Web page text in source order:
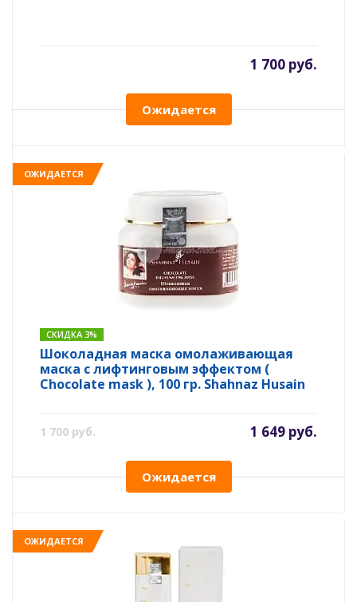
1 700 руб.
Ожидается
ОЖИДАЕТСЯ
СКИДКА 3%
Шоколадная маска омолаживающая
маска с лифтинговым эффектом (
Chocolate mask ), 100 гр. Shahnaz Husain
1 700 руб. 1 649 руб.
Ожидается
ОЖИДАЕТСЯ